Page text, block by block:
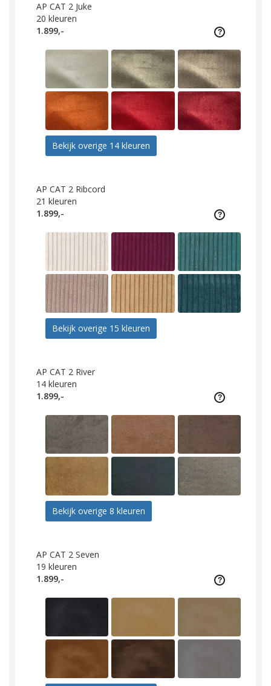
AP CAT 2 Juke
20 kleuren
1.899,-
Bekijk overige 14 kleuren
AP CAT 2 Ribcord
21 kleuren
1.899,-
Bekijk overige 15 kleuren
AP CAT 2 River
14 kleuren
1.899,-
Bekijk overige 8 kleuren
AP CAT 2 Seven
19 kleuren
1.899,-